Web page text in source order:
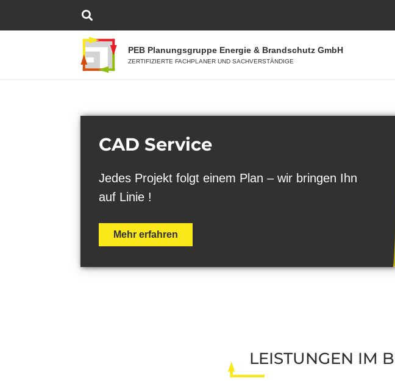
PEB Planungsgruppe Energie & Brandschutz GmbH
ZERTIFIZIERTE FACHPLANER UND SACHVERSTÄNDIGE
CAD Service
Jedes Projekt folgt einem Plan – wir bringen Ihn
auf Linie !
Mehr erfahren
LEISTUNGEN IM